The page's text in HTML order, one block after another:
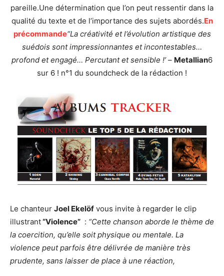
pareille.Une détermination que l’on peut ressentir dans la
qualité du texte et de l’importance des sujets abordés.En
précommande“La créativité et l’évolution artistique des
suédois sont impressionnantes et incontestables…
profond et engagé… Percutant et sensible !’– Metallian6
sur 6 ! n°1 du soundcheck de la rédaction !
Le chanteur Joel Ekelöf vous invite à regarder le clip
illustrant“Violence” : “Cette chanson aborde le thème de
la coercition, qu’elle soit physique ou mentale. La
violence peut parfois être délivrée de manière très
prudente, sans laisser de place à une réaction,